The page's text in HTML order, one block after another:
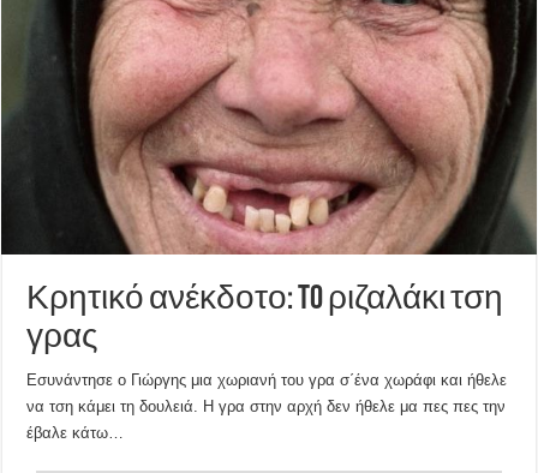
Κρητικό ανέκδοτο: To ριζαλάκι τση
γρας
Εσυνάντησε ο Γιώργης μια χωριανή του γρα σ΄ένα χωράφι και ήθελε
να τση κάμει τη δουλειά. Η γρα στην αρχή δεν ήθελε μα πες πες την
έβαλε κάτω…